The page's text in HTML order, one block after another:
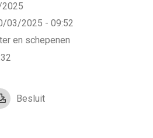
03/2025 - 09:52
en schepenen
Besluit